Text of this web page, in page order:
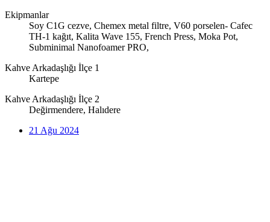
Ekipmanlar
Soy C1G cezve, Chemex metal filtre, V60 porselen- Cafec
TH-1 kağıt, Kalita Wave 155, French Press, Moka Pot,
Subminimal Nanofoamer PRO,
Kahve Arkadaşlığı İlçe 1
Kartepe
Kahve Arkadaşlığı İlçe 2
Değirmendere, Halıdere
21 Ağu 2024